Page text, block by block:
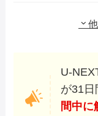
U-
が31日
間中に